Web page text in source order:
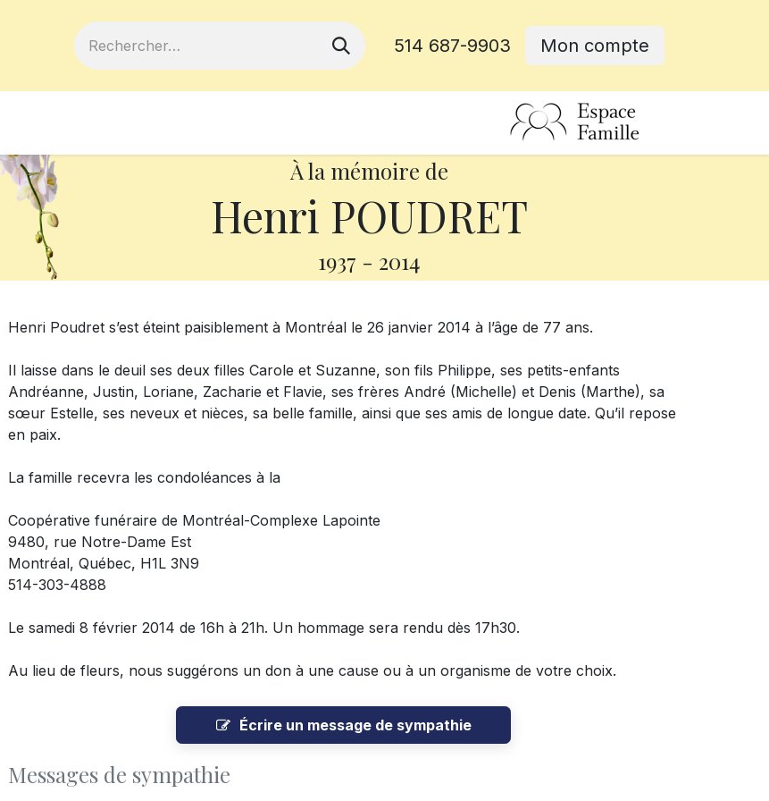
514 687-9903 Mon compte
À la mémoire de
Henri POUDRET
1937 - 2014
Henri Poudret s’est éteint paisiblement à Montréal le 26 janvier 2014 à l’âge de 77 ans.
Il laisse dans le deuil ses deux filles Carole et Suzanne, son fils Philippe, ses petits-enfants
Andréanne, Justin, Loriane, Zacharie et Flavie, ses frères André (Michelle) et Denis (Marthe), sa
sœur Estelle, ses neveux et nièces, sa belle famille, ainsi que ses amis de longue date. Qu’il repose
en paix.
La famille recevra les condoléances à la
Coopérative funéraire de Montréal-Complexe Lapointe
9480, rue Notre-Dame Est
Montréal, Québec, H1L 3N9
514-303-4888
Le samedi 8 février 2014 de 16h à 21h. Un hommage sera rendu dès 17h30.
Au lieu de fleurs, nous suggérons un don à une cause ou à un organisme de votre choix.
Écrire un message de sympathie
Messages de sympathie